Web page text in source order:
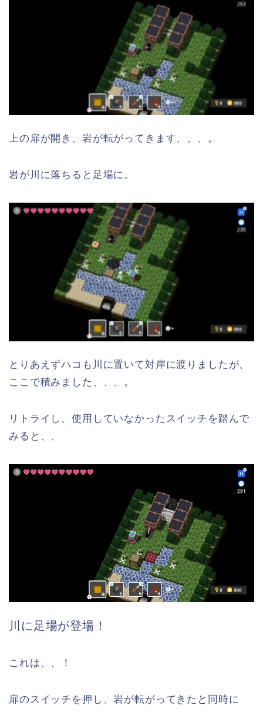
上の扉が開き、岩が転がってきます、、、。
岩が川に落ちると足場に。
とりあえずハコも川に置いて対岸に渡りましたが、
ここで積みました、、、。
リトライし、使用していなかったスイッチを踏んで
みると、、
川に足場が登場！
これは、、！
扉のスイッチを押し、岩が転がってきたと同時に